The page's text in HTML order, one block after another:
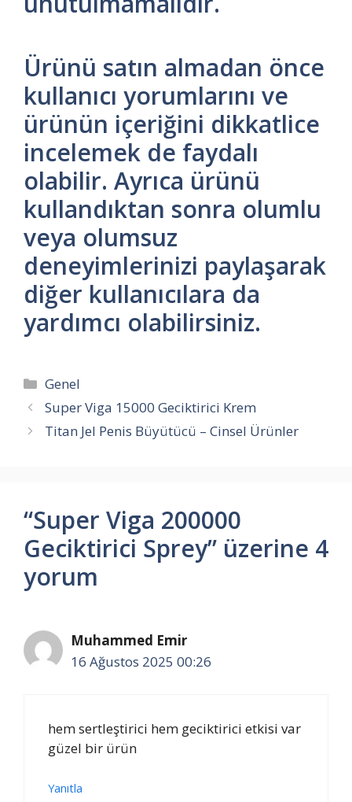
Ürünü satın almadan önce
kullanıcı yorumlarını ve
ürünün içeriğini dikkatlice
incelemek de faydalı
olabilir. Ayrıca ürünü
kullandıktan sonra olumlu
veya olumsuz
deneyimlerinizi paylaşarak
diğer kullanıcılara da
yardımcı olabilirsiniz.
Kategoriler
Genel
Super Viga 15000 Geciktirici Krem
Titan Jel Penis Büyütücü – Cinsel Ürünler
“Super Viga 200000
Geciktirici Sprey” üzerine 4
yorum
Muhammed Emir
16 Ağustos 2025 00:26
hem sertleştirici hem geciktirici etkisi var
güzel bir ürün
Yanıtla